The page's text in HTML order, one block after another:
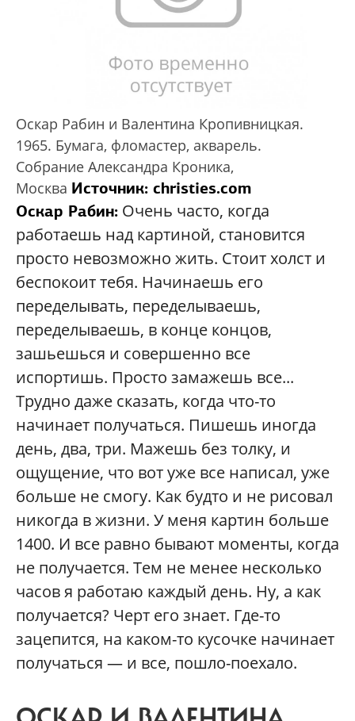
Оскар Рабин и Валентина Кропивницкая.
1965. Бумага, фломастер, акварель.
Собрание Александра Кроника,
Москва Источник: christies.com
Оскар Рабин: Очень часто, когда
работаешь над картиной, становится
просто невозможно жить. Стоит холст и
беспокоит тебя. Начинаешь его
переделывать, переделываешь,
переделываешь, в конце концов,
зашьешься и совершенно все
испортишь. Просто замажешь все...
Трудно даже сказать, когда что-то
начинает получаться. Пишешь иногда
день, два, три. Мажешь без толку, и
ощущение, что вот уже все написал, уже
больше не смогу. Как будто и не рисовал
никогда в жизни. У меня картин больше
1400. И все равно бывают моменты, когда
не получается. Тем не менее несколько
часов я работаю каждый день. Ну, а как
получается? Черт его знает. Где-то
зацепится, на каком-то кусочке начинает
получаться — и все, пошло-поехало.